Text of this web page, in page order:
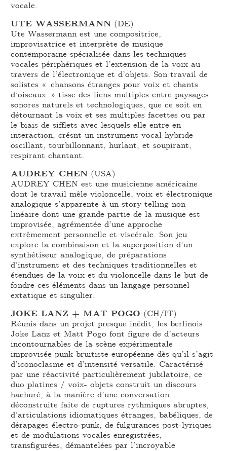
vocale.
UTE WASSERMANN (DE)
Ute Wassermann est une compositrice,
improvisatrice et interprète de musique
contemporaine spécialisée dans les techniques
vocales périphériques et l’extension de la voix au
travers de l’électronique et d’objets. Son travail de
solistes « chansons étranges pour voix et chants
d’oiseaux » tisse des liens multiples entre paysages
sonores naturels et technologiques, que ce soit en
détournant la voix et ses multiples facettes ou par
le biais de sifflets avec lesquels elle entre en
interaction, crésnt un instrument vocal hybride
oscillant, tourbillonnant, hurlant, et soupirant,
respirant chantant.
AUDREY CHEN (USA)
AUDREY CHEN est une musicienne américaine
dont le travail mêle violoncelle, voix et électronique
analogique s’apparente à un story-telling non-
linéaire dont une grande partie de la musique est
improvisée, agrémentée d’une approche
extrêmement personnelle et viscérale. Son jeu
explore la combinaison et la superposition d’un
synthétiseur analogique, de préparations
d’instrument et des techniques traditionnelles et
étendues de la voix et du violoncelle dans le but de
fondre ces éléments dans un langage personnel
extatique et singulier.
JOKE LANZ + MAT POGO (CH/IT)
Réunis dans un projet presque inédit, les berlinois
Joke Lanz et Matt Pogo font figure de d’acteurs
incontournables de la scène expérimentale
improvisée punk bruitiste européenne dès qu’il s’agit
d’iconoclasme et d’intensité versatile. Caractérisé
par une réactivité particulièrement jubilatoire, ce
duo platines / voix- objets construit un discours
hachuré, à la manière d’une conversation
déconstruite faite de ruptures rythmiques abruptes,
d’articulations idiomatiques étranges, babéliques, de
dérapages électro-punk, de fulgurances post-lyriques
et de modulations vocales enregistrées,
transfigurées, démantelées par l’incroyable